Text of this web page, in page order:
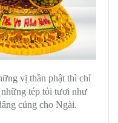
vị thần phật thì chỉ
những tép tỏi tươi như
cúng cho Ngài.